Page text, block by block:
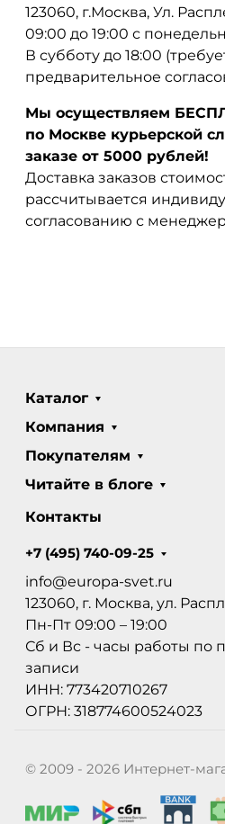
123060, г.Москва, Ул.
09:00 до 19:00 с
В субботу до 18:00
предварительное
Мы осуществляем
по Москве курьерской
заказе от 5000 рублей!
Доставка заказов
рассчитывается
согласованию с
Каталог
Компания
Покупателям
Читайте в блоге
Контакты
+7 (495) 740-09-25
info@europa-svet.ru
123060, г. Москва, ул.
Пн-Пт 09:00 – 19:00
Сб и Вс - часы работы по
записи
ИНН: 773420710267
ОГРН: 318774600524023
© 2009 - 2026 Интернет-